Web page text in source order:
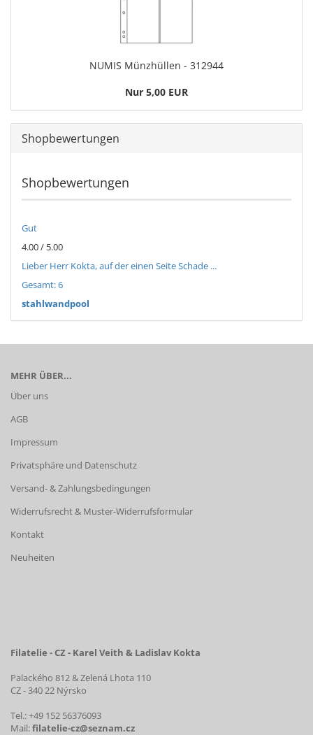
NUMIS Münz­hül­len - 312944
Nur 5,00 EUR
Shopbewertungen
Shopbewertungen
Gut
4.00 / 5.00
Lieber Herr Kokta, auf der einen Seite Schade ...
Gesamt: 6
stahlwandpool
MEHR ÜBER...
Über uns
AGB
Impressum
Privatsphäre und Datenschutz
Versand- & Zahlungsbedingungen
Widerrufsrecht & Muster-Widerrufsformular
Kontakt
Neuheiten
Filatelie - CZ - Karel Veith & Ladislav Kokta
Palackého 812 & Zelená Lhota 110
CZ - 340 22 Nýrsko
Tel.: +49 152 56376093
Mail:filatelie-cz@seznam.cz